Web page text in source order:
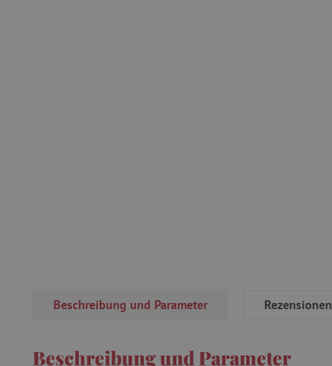
Beschreibung und Parameter Rezensionen
Beschreibung und Parameter